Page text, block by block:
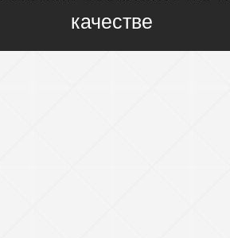
качестве